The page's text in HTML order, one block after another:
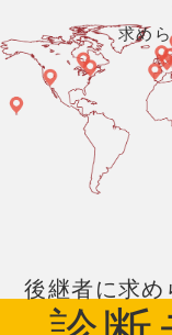
求め
後継者に求め